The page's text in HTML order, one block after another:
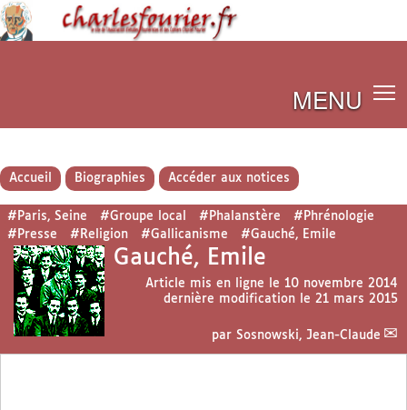
MENU
Accueil Biographies Accéder aux notices
#Paris, Seine #Groupe local #Phalanstère
#Phrénologie
#Presse
#Religion #Gallicanisme #Gauché, Emile
Gauché, Emile
Article mis en ligne le 10 novembre 2014
dernière modification le 21 mars 2015
par Sosnowski, Jean-Claude